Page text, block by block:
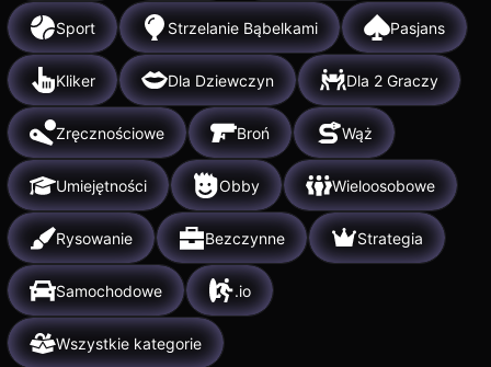
Sport Strzelanie Bąbelkami Pasjans
Kliker Dla Dziewczyn Dla 2 Graczy
Zręcznościowe Broń Wąż
Umiejętności Obby Wieloosobowe
Rysowanie Bezczynne Strategia
Samochodowe .io
Wszystkie kategorie